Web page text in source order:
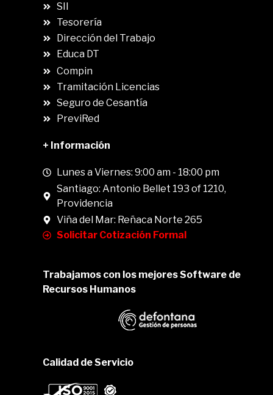
SII
Tesorería
Dirección del Trabajo
Educa DT
Compin
Tramitación Licencias
Seguro de Cesantía
PreviRed
+ Información
Lunes a Viernes: 9:00 am - 18:00 pm
Santiago: Antonio Bellet 193 of 1210,
Providencia
Viña del Mar: Reñaca Norte 265
Solicitar Cotización Formal
Trabajamos con los mejores Software de
Recursos Humanos
Calidad de Servicio